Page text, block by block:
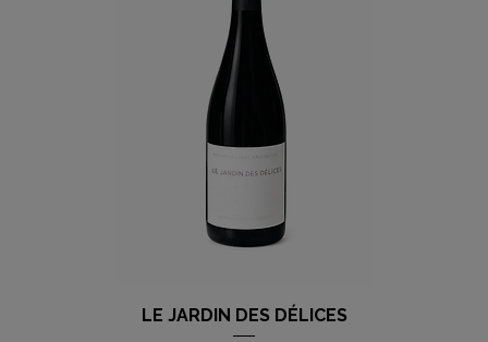
LE JARDIN DES DÉLICES